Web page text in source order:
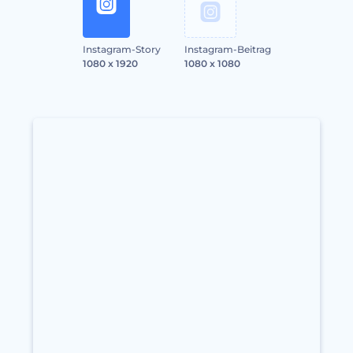
Instagram-Story
1080 x 1920
Instagram-Beitrag
1080 x 1080